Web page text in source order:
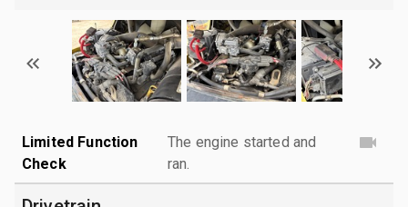
Limited Function
Check
The engine started and
ran.